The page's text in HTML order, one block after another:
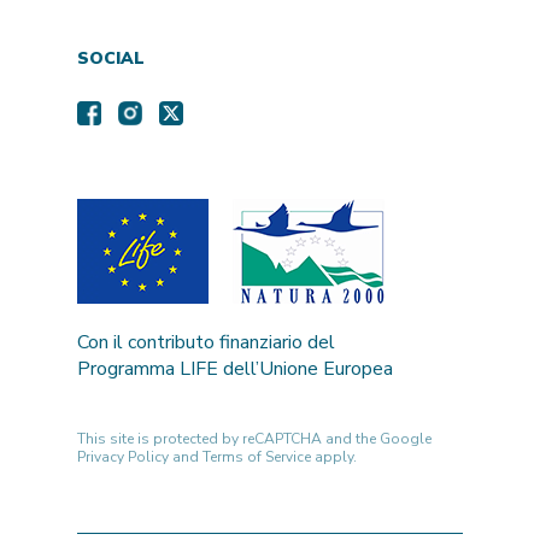
SOCIAL
Con il contributo finanziario del
Programma LIFE dell’Unione Europea
This site is protected by reCAPTCHA and the Google
Privacy Policy and Terms of Service apply.